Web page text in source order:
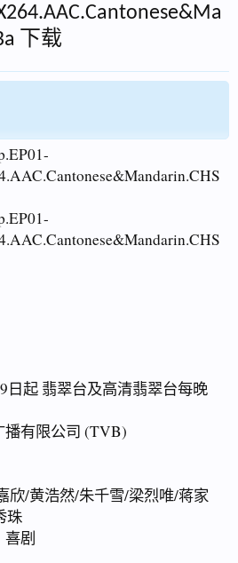
下载
日起 翡翠台及高清翡翠台每晚
播有限公司 (TVB)
/黄浩然/朱千雪/梁烈唯/蒋家
珠
剧